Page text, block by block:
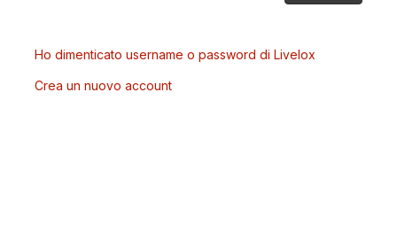
Ho dimenticato username o password di Livelox
Crea un nuovo account